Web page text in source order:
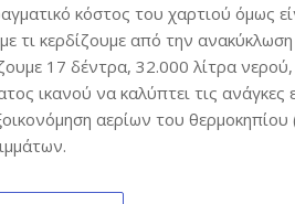
κόστος του χαρτιού όμως
τι κερδίζουμε από την ανακύκλωση
17 δέντρα, 32.000 λίτρα
ικανού να καλύπτει τις ανάγκες
αερίων του